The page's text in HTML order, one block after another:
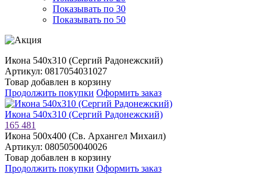
Показывать по 30
Показывать по 50
Икона 540х310 (Сергий Радонежский)
Артикул: 0817054031027
Товар добавлен в корзину
Продолжить покупки Оформить заказ
Икона 540х310 (Сергий Радонежский)
165 481
Икона 500х400 (Св. Архангел Михаил)
Артикул: 0805050040026
Товар добавлен в корзину
Продолжить покупки Оформить заказ